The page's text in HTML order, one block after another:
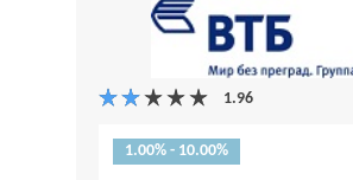
1.00% - 10.00%